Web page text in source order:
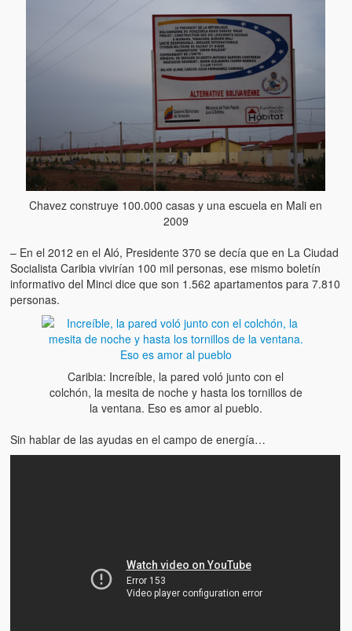
Chavez construye 100.000 casas y una escuela en Mali en
2009
– En el 2012 en el Aló, Presidente 370 se decía que en La Ciudad
Socialista Caribia vivirían 100 mil personas, ese mismo boletín
informativo del Minci dice que son 1.562 apartamentos para 7.810
personas.
Caribia: Increíble, la pared voló junto con el
colchón, la mesita de noche y hasta los tornillos de
la ventana. Eso es amor al pueblo.
Sin hablar de las ayudas en el campo de energía…